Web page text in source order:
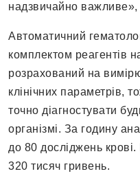
надзвичайно
Автоматичний
комплектом реагентів
розрахований на
клінічних параметрів,
точно діагностувати
організмі. За годину
до 80 досліджень
320 тисяч гривень.